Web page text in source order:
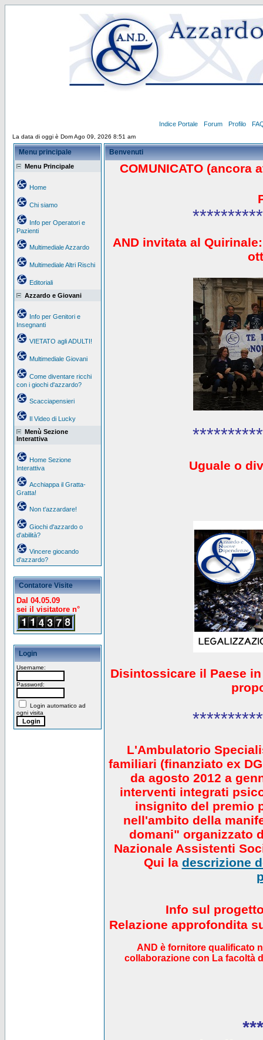
Indice Portale Forum Profilo
La data di oggi è Dom Ago 09, 2026 8:51 am
Menu principale
Menu Principale
Home
Chi siamo
Info per Operatori e
Pazienti
Multimediale Azzardo
Multimediale Altri Rischi
Editoriali
Azzardo e Giovani
Info per Genitori e
Insegnanti
VIETATO agli ADULTI!
Multimediale Giovani
Come diventare ricchi
con i giochi d'azzardo?
Scacciapensieri
Il Video di Lucky
Menù Sezione
Interattiva
Home Sezione
Interattiva
Acchiappa il Gratta-
Gratta!
Non t'azzardare!
Giochi d'azzardo o
d'abilità?
Vincere giocando
d'azzardo?
Contatore Visite
Dal 04.05.09
sei il visitatore n°
Login
Username:
Password:
Login automatico ad
ogni visita
Benvenuti
COMUNICATO (ancora
AND invitata al
Uguale o
Disintossicare il Paese
L'Ambulatorio
familiari (finanziato ex
da agosto 2012 a
interventi integrati
insignito del premio
nell'ambito della
domani" organizzato
Nazionale Assistenti
Qui la descrizione
Info sul
Relazione approfondita
AND è fornitore qualificato
collaborazione con La facoltà